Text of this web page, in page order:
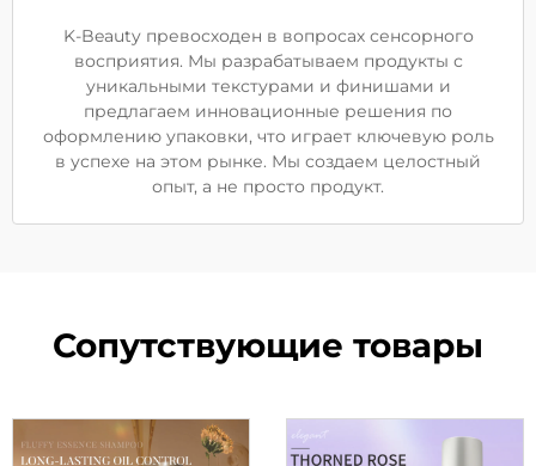
K-Beauty превосходен в вопросах сенсорного
восприятия. Мы разрабатываем продукты с
уникальными текстурами и финишами и
предлагаем инновационные решения по
оформлению упаковки, что играет ключевую роль
в успехе на этом рынке. Мы создаем целостный
опыт, а не просто продукт.
Сопутствующие товары